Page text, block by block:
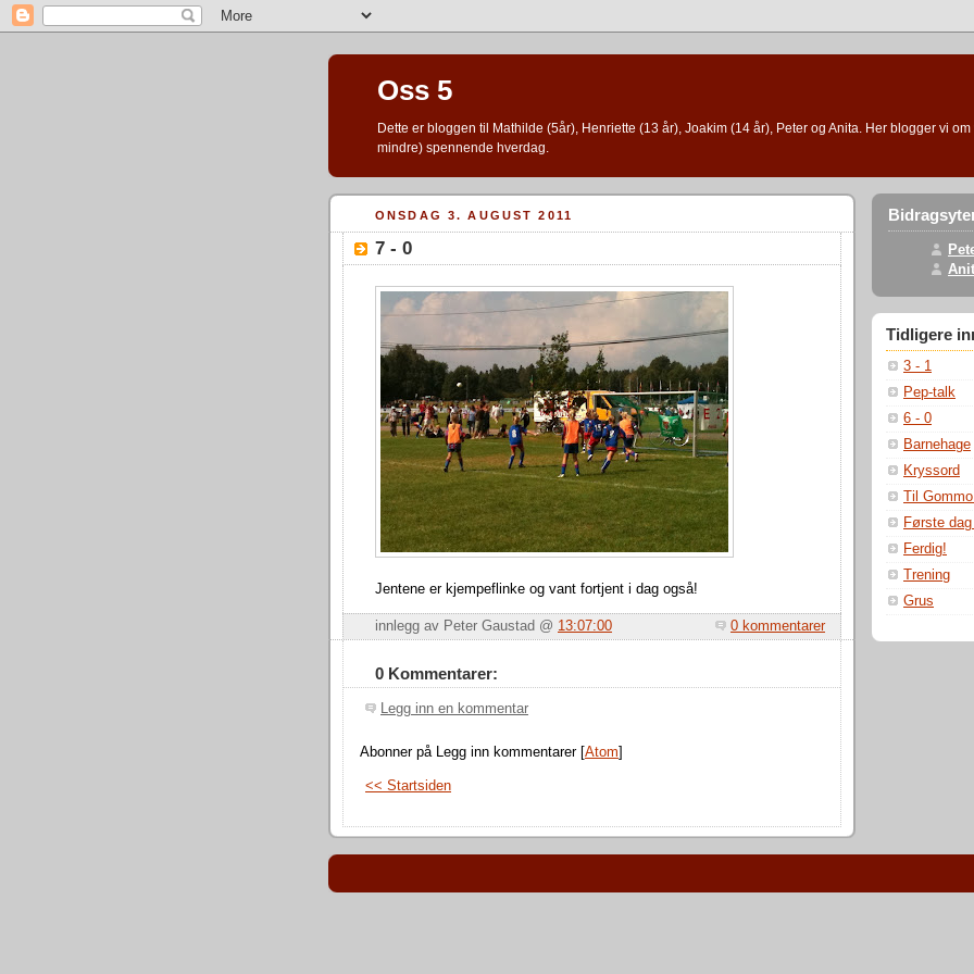
Oss 5
Dette er bloggen til Mathilde (5år), Henriette (13 år), Joakim (14 år), Peter og Anita. Her blogger vi
mindre) spennende hverdag.
ONSDAG 3. AUGUST 2011
7 - 0
Jentene er kjempeflinke og vant fortjent i dag også!
innlegg av Peter Gaustad @ 13:07:00 0 kommentarer
0 Kommentarer:
Legg inn en kommentar
Abonner på Legg inn kommentarer [ Atom
<< Startsiden
Tidligere
3 - 1
Pep-talk
6 - 0
Barnehage
Kryssord
Til
Første
Ferdig!
Trening
Grus